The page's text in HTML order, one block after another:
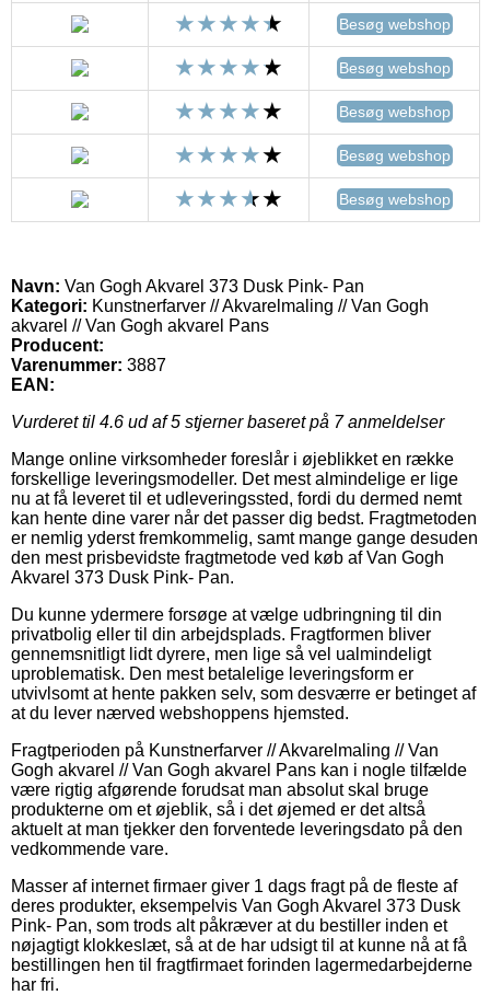
Besøg webshop
Besøg webshop
Besøg webshop
Besøg webshop
Besøg webshop
Navn: Van Gogh Akvarel 373 Dusk Pink- Pan
Kategori: Kunstnerfarver // Akvarelmaling // Van Gogh
akvarel // Van Gogh akvarel Pans
Producent:
Varenummer: 3887
EAN:
Vurderet til 4.6 ud af 5 stjerner baseret på 7anmeldelser
Mange online virksomheder foreslår i øjeblikket en række
forskellige leveringsmodeller. Det mest almindelige er lige
nu at få leveret til et udleveringssted, fordi du dermed nemt
kan hente dine varer når det passer dig bedst. Fragtmetoden
er nemlig yderst fremkommelig, samt mange gange desuden
den mest prisbevidste fragtmetode ved køb af Van Gogh
Akvarel 373 Dusk Pink- Pan.
Du kunne ydermere forsøge at vælge udbringning til din
privatbolig eller til din arbejdsplads. Fragtformen bliver
gennemsnitligt lidt dyrere, men lige så vel ualmindeligt
uproblematisk. Den mest betalelige leveringsform er
utvivlsomt at hente pakken selv, som desværre er betinget af
at du lever nærved webshoppens hjemsted.
Fragtperioden på Kunstnerfarver // Akvarelmaling // Van
Gogh akvarel // Van Gogh akvarel Pans kan i nogle tilfælde
være rigtig afgørende forudsat man absolut skal bruge
produkterne om et øjeblik, så i det øjemed er det altså
aktuelt at man tjekker den forventede leveringsdato på den
vedkommende vare.
Masser af internet firmaer giver 1 dags fragt på de fleste af
deres produkter, eksempelvis Van Gogh Akvarel 373 Dusk
Pink- Pan, som trods alt påkræver at du bestiller inden et
nøjagtigt klokkeslæt, så at de har udsigt til at kunne nå at få
bestillingen hen til fragtfirmaet forinden lagermedarbejderne
har fri.